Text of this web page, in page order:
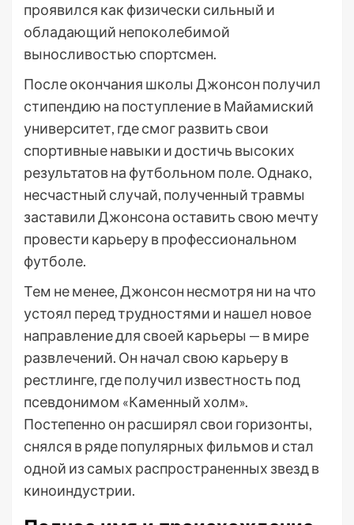
проявился как физически сильный и
обладающий непоколебимой
выносливостью спортсмен.
После окончания школы Джонсон получил
стипендию на поступление в Майамиский
университет, где смог развить свои
спортивные навыки и достичь высоких
результатов на футбольном поле. Однако,
несчастный случай, полученный травмы
заставили Джонсона оставить свою мечту
провести карьеру в профессиональном
футболе.
Тем не менее, Джонсон несмотря ни на что
устоял перед трудностями и нашел новое
направление для своей карьеры — в мире
развлечений. Он начал свою карьеру в
рестлинге, где получил известность под
псевдонимом «Каменный холм».
Постепенно он расширял свои горизонты,
снялся в ряде популярных фильмов и стал
одной из самых распространенных звезд в
киноиндустрии.